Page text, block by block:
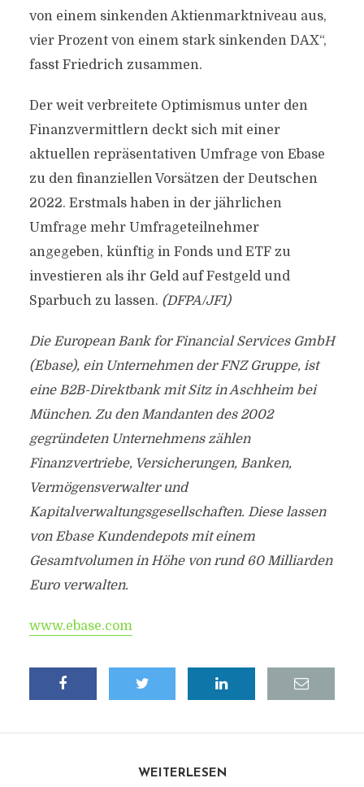
von einem sinkenden Aktienmarktniveau aus,
vier Prozent von einem stark sinkenden DAX“,
fasst Friedrich zusammen.
Der weit verbreitete Optimismus unter den
Finanzvermittlern deckt sich mit einer
aktuellen repräsentativen Umfrage von Ebase
zu den finanziellen Vorsätzen der Deutschen
2022. Erstmals haben in der jährlichen
Umfrage mehr Umfrageteilnehmer
angegeben, künftig in Fonds und ETF zu
investieren als ihr Geld auf Festgeld und
Sparbuch zu lassen. (DFPA/JF1)
Die European Bank for Financial Services GmbH
(Ebase), ein Unternehmen der FNZ Gruppe, ist
eine B2B-Direktbank mit Sitz in Aschheim bei
München. Zu den Mandanten des 2002
gegründeten Unternehmens zählen
Finanzvertriebe, Versicherungen, Banken,
Vermögensverwalter und
Kapitalverwaltungsgesellschaften. Diese lassen
von Ebase Kundendepots mit einem
Gesamtvolumen in Höhe von rund 60 Milliarden
Euro verwalten.
www.ebase.com
WEITERLESEN